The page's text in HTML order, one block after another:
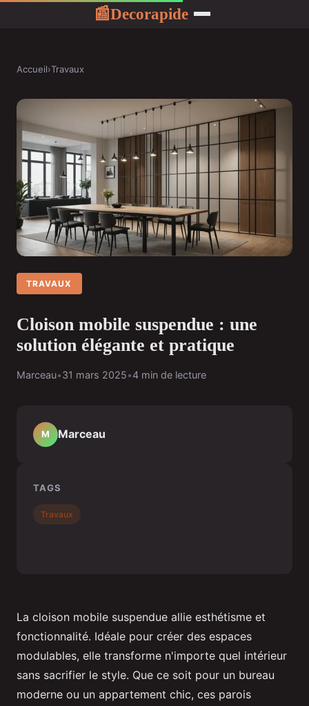
📰Decorapide
Accueil›Travaux
TRAVAUX
Cloison mobile suspendue : une
solution élégante et pratique
Marceau•31 mars 2025•4 min de lecture
La cloison mobile suspendue allie esthétisme et
fonctionnalité. Idéale pour créer des espaces
modulables, elle transforme n'importe quel intérieur
sans sacrifier le style. Que ce soit pour un bureau
moderne ou un appartement chic, ces parois
M Marceau
TAGS
Travaux